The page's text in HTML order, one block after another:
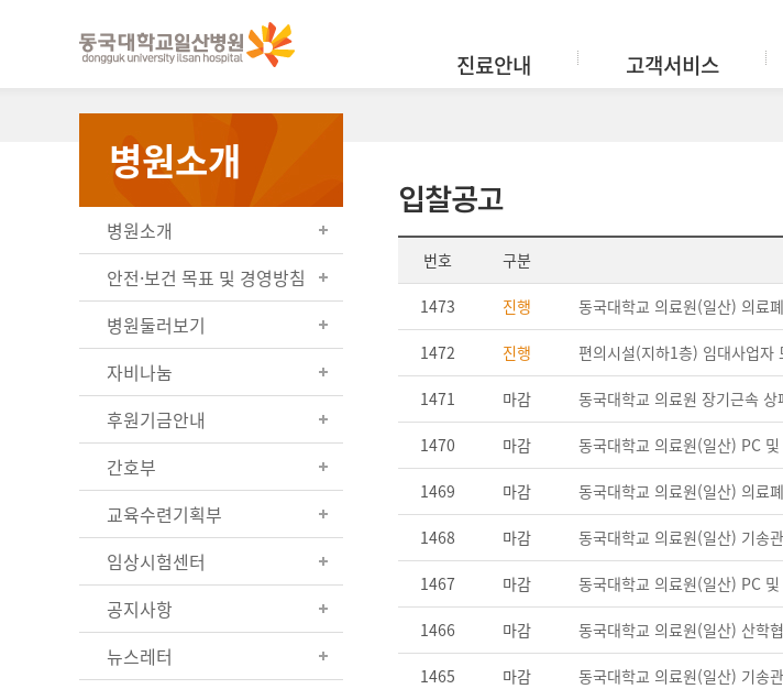
진료안내 고객서비스
병원소개
병원소개
안전·보건 목표 및 경영방침
병원둘러보기
자비나눔
후원기금안내
간호부
교육수련기획부
임상시험센터
공지사항
뉴스레터
입찰공고
번호 구분
1473
진행 동국대학교 의료원(일산) 의료
1472
진행 편의시설(지하1층) 임대사업자
1471
마감 동국대학교 의료원 장기근속
1470
마감 동국대학교 의료원(일산) PC
1469
마감 동국대학교 의료원(일산) 의료
1468
마감 동국대학교 의료원(일산) 기송
1467
마감 동국대학교 의료원(일산) PC
1466
마감 동국대학교 의료원(일산) 산학
1465
마감 동국대학교 의료원(일산) 기송